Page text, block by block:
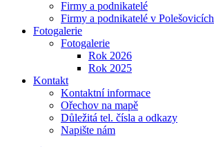
Firmy a podnikatelé
Firmy a podnikatelé v Polešovicích
Fotogalerie
Fotogalerie
Rok 2026
Rok 2025
Kontakt
Kontaktní informace
Ořechov na mapě
Důležitá tel. čísla a odkazy
Napište nám